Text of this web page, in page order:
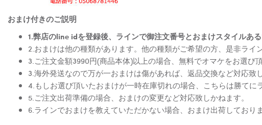
おまけ付きのご説明
1.弊店のline idを登録後、ラインで御注文番号とおまけスタイルあ
2.おまけは他の種類があります。他の種類がご希望の方、是非ライ
3.ご注文金額3990円(商品本体)以上の場合、無料でオマケをお選
3.海外発送なので万が一おまけは傷があれば、返品交換など対応致
4.もしお選び頂いたおまけが一時在庫切れの場合、こちらは勝てに
5.ご注文出荷準備の場合、おまけの変更など対応致しかねます。
6.ラインでおまけを教えていただかない場合、おまけ出荷しており